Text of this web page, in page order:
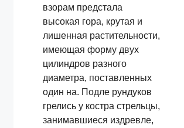
взорам предстала
высокая гора, крутая и
лишенная растительности,
имеющая форму двух
цилиндров разного
диаметра, поставленных
один на. Подле рундуков
грелись у костра стрельцы,
занимавшиеся издревле,